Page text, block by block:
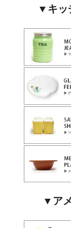
▼キッ
▼ア